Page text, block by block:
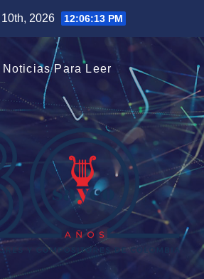
10th, 2026 12:06:13 PM
Noticias Para Leer